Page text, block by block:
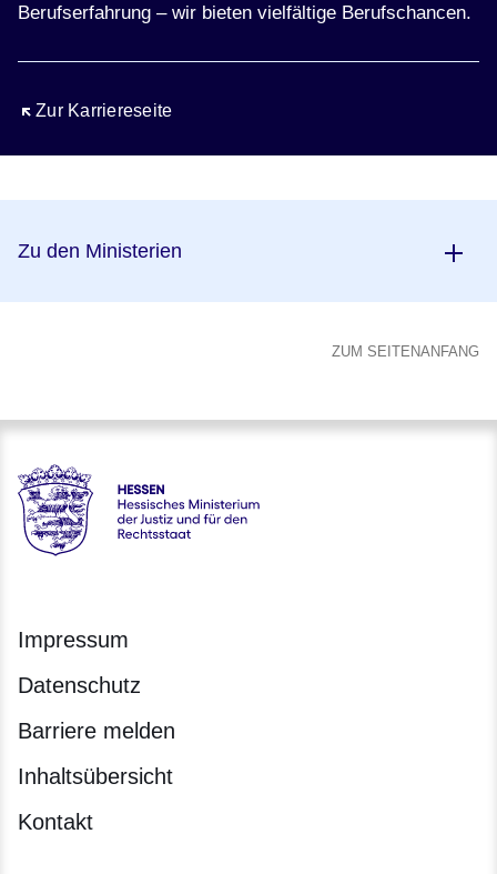
Berufserfahrung – wir bieten vielfältige Berufschancen.
Zur Karriereseite
Öffnet sich in einem neuen Fenster
Zu den Ministerien
ZUM SEITENANFANG
Hessen - Hessisches Ministerium der Justiz und für den
Impressum
Datenschutz
Barriere melden
Inhaltsübersicht
Kontakt